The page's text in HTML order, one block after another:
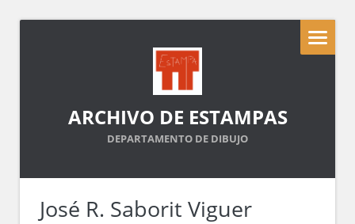
ARCHIVO DE ESTAMPAS
DEPARTAMENTO DE DIBUJO
José R. Saborit Viguer